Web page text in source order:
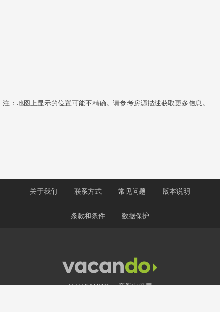
注：地图上显示的位置可能不精确。请参考房源描述获取更多信息。
关于我们 联系方式 常见问题 版本说明
条款和条件 数据保护
© VACANDO： 度假出租屋